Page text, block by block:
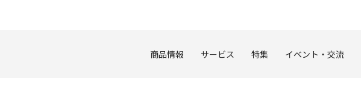
商品情報 サービス 特集 イベント・交流